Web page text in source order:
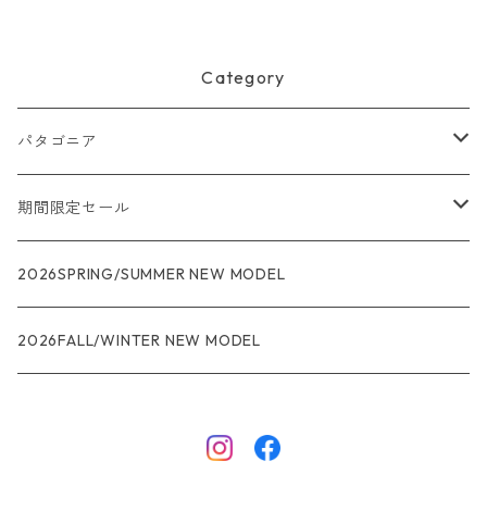
Category
パタゴニア
メンズ
R1
R1エア
ウィメンズ
R1
ジャケット・アウター
期間限定セール
★★★
レインウェアー
2026SPRING/SUMMER NEW MODEL
2026FALL/WINTER NEW MODEL